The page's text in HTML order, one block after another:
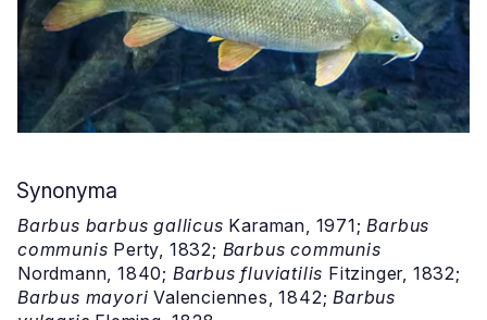
Synonyma
Barbus barbus gallicus Karaman, 1971;Barbus
communis Perty, 1832; Barbus communis
Nordmann, 1840; Barbus fluviatilis Fitzinger, 1832;
Barbus mayori Valenciennes, 1842;Barbus